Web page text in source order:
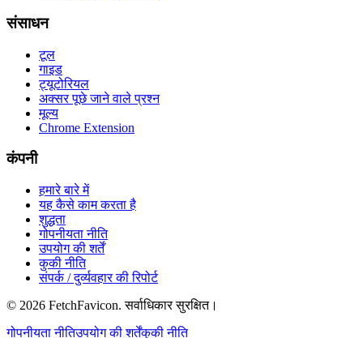
संसाधन
टूल
गाइड
ट्यूटोरियल
अक्सर पूछे जाने वाले प्रश्न
मूल्य
Chrome Extension
कंपनी
हमारे बारे में
यह कैसे काम करता है
शुद्धता
गोपनीयता नीति
उपयोग की शर्तें
कुकी नीति
संपर्क / दुर्व्यवहार की रिपोर्ट
© 2026 FetchFavicon.सर्वाधिकार सुरक्षित।
गोपनीयता नीतिउपयोग की शर्तेंकुकी नीति